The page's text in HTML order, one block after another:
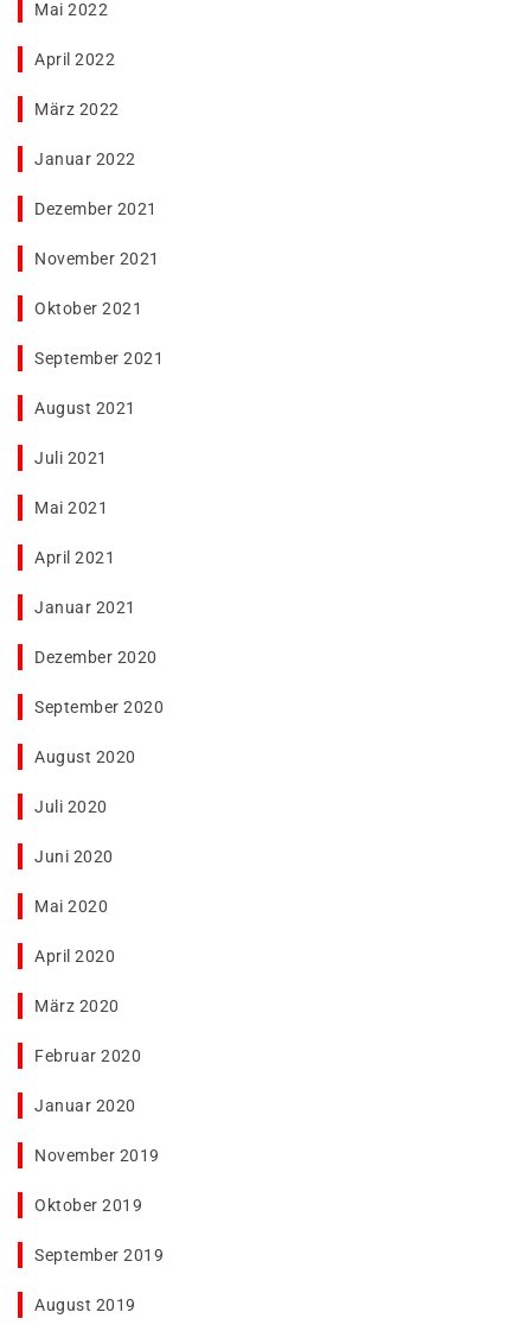
Mai 2022
April 2022
März 2022
Januar 2022
Dezember 2021
November 2021
Oktober 2021
September 2021
August 2021
Juli 2021
Mai 2021
April 2021
Januar 2021
Dezember 2020
September 2020
August 2020
Juli 2020
Juni 2020
Mai 2020
April 2020
März 2020
Februar 2020
Januar 2020
November 2019
Oktober 2019
September 2019
August 2019